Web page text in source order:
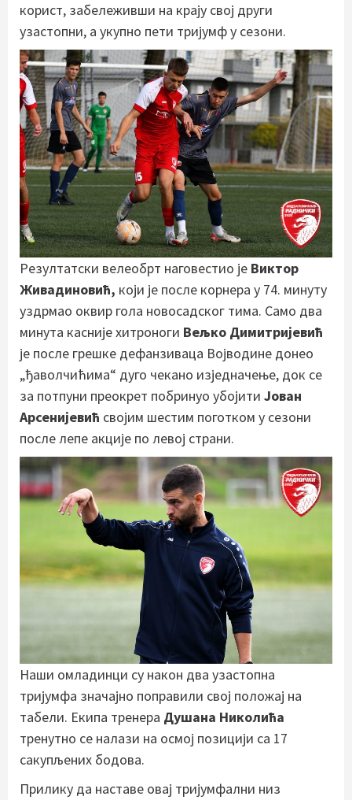
корист, забележивши на крају свој други
узастопни, а укупно пети тријумф у сезони.
Резултатски велеобрт наговестио је Виктор
Живадиновић, који је после корнера у 74. минуту
уздрмао оквир гола новосадског тима. Само два
минута касније хитроноги Вељко Димитријевић
је после грешке дефанзиваца Војводине донео
„ђаволчићима“ дуго чекано изједначење, док се
за потпуни преокрет побринуо убојити Јован
Арсенијевић својим шестим поготком у сезони
после лепе акције по левој страни.
Наши омладинци су након два узастопна
тријумфа значајно поправили свој положај на
табели. Екипа тренера Душана Николића
тренутно се налази на осмој позицији са 17
сакупљених бодова.
Прилику да наставе овај тријумфални низ